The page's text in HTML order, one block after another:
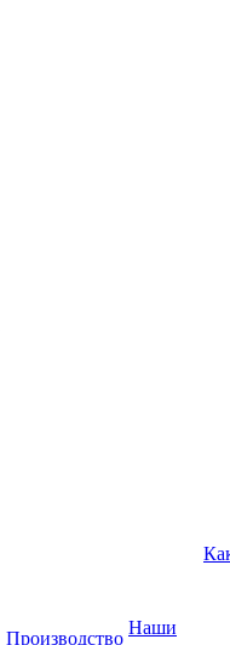
Производство
Наши